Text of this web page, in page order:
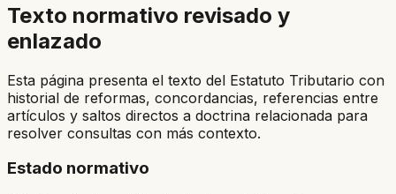
Texto normativo revisado y
enlazado
Esta página presenta el texto del Estatuto Tributario con
historial de reformas, concordancias, referencias entre
artículos y saltos directos a doctrina relacionada para
resolver consultas con más contexto.
Estado normativo